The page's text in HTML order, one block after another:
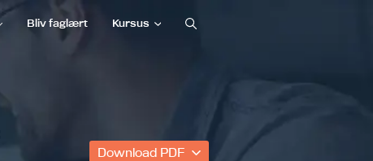
Bliv faglært Kursus
Download PDF